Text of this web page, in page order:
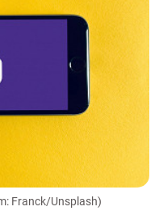
Franck/Unsplash)